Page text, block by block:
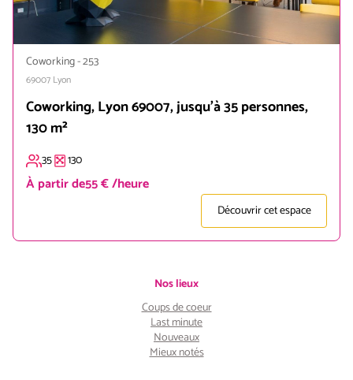
Coworking-253
69007 Lyon
Coworking, Lyon 69007, jusqu'à 35 personnes,
130 m²
35 130
À partir de55 € /heure
Découvrir cet espace
Nos lieux
Coups de coeur
Last minute
Nouveaux
Mieux notés